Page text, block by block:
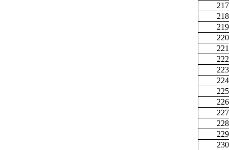
217
218
219
220
221
222
223
224
225
226
227
228
229
230